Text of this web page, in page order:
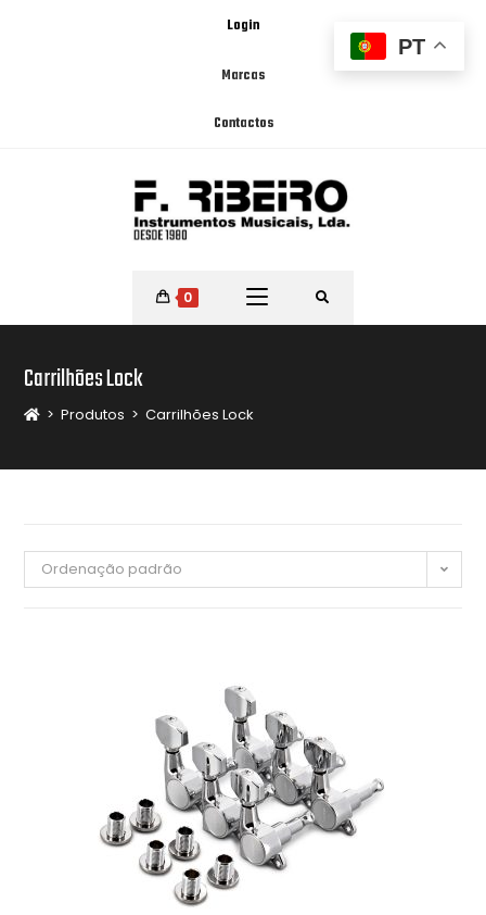
Login
Marcas
Contactos
0
Carrilhões Lock
> Produtos > Carrilhões Lock
Ordenação padrão
PT